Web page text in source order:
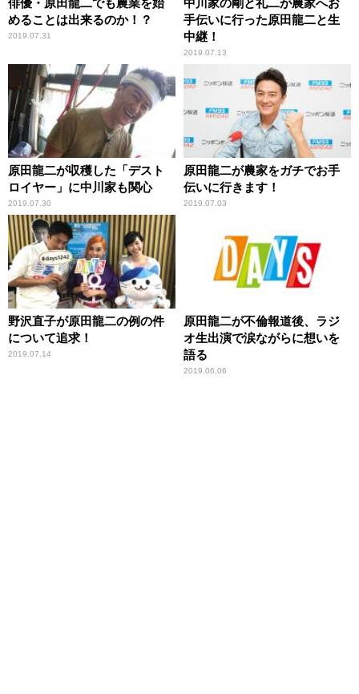
俳優・原田龍二でも農業を始
めることは出来るのか！？
2019.07.31
中川家の剛と礼二が農家へお
手伝いに行った原田龍二と生
中継！
2019.07.13
原田龍二が収穫した「デスト
ロイヤー」に中川家も関心
2019.07.30
原田龍二が農家をガチでお手
伝いに行きます！
2019.07.03
野沢直子が原田龍二の例の件
について追求！
2019.07.14
原田龍二が不倫報道後、ラジ
オ生出演で涙ながらに想いを
語る
2019.06.06